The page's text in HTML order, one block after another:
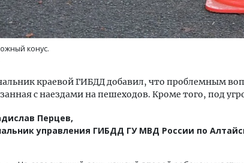
конус.
краевой ГИБДД добавил, что проблемным
с наездами на пешеходов. Кроме того, под
Перцев,
управления ГИБДД ГУ МВД России по